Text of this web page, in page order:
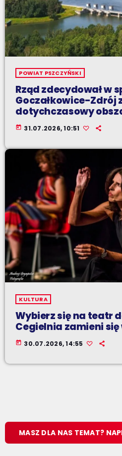
POWIAT PSZCZYŃSKI
Rząd zdecydował w
Goczałkowice-Zdrój
dotychczasowy
today 31.07.2026, 10:51
KULTURA
Wybierz się na teatr
Cegielnia zamieni się
today 30.07.2026, 14:55
MASZ DLA NAS TEMAT?